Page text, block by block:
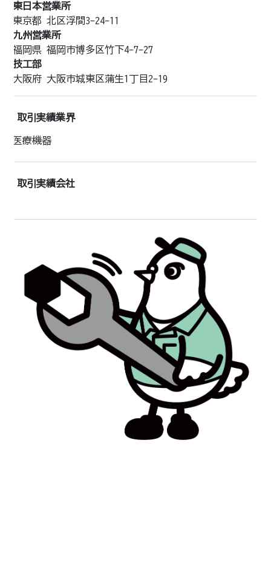
東日本営業所
東京都 北区浮間3-24-11
九州営業所
福岡県 福岡市博多区竹下4-7-27
技工部
大阪府 大阪市城東区蒲生1丁目2-19
取引実績業界
医療機器
取引実績会社